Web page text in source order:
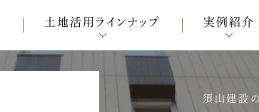
土地活用ラインナップ 実例紹介
須山建設